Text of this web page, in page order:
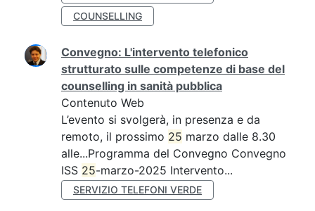
COUNSELLING
Convegno: L'intervento telefonico
strutturato sulle competenze di base del
counselling in sanità pubblica
Contenuto Web
L’evento si svolgerà, in presenza e da
remoto, il prossimo 25 marzo dalle 8.30
alle...Programma del Convegno Convegno
ISS 25-marzo-2025 Intervento...
SERVIZIO TELEFONI VERDE